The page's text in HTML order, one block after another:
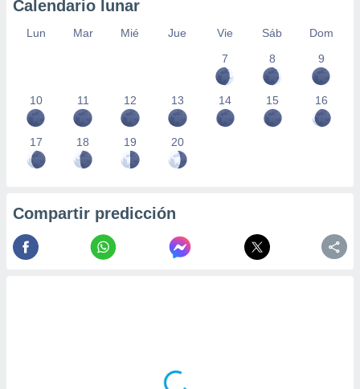
Calendario lunar
Lun Mar Mié Jue Vie Sáb
Dom
7
8 9
10 11 12 13 14 15 16
17 18 19 20
Compartir predicción